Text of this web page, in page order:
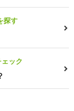
探す
ック